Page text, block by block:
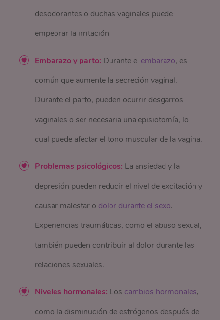
desodorantes o duchas vaginales puede
empeorar la irritación.
Embarazo y parto: Durante el embarazo, es
común que aumente la secreción vaginal.
Durante el parto, pueden ocurrir desgarros
vaginales o ser necesaria una episiotomía, lo
cual puede afectar el tono muscular de la vagina.
Problemas psicológicos: La ansiedad y la
depresión pueden reducir el nivel de excitación y
causar malestar o dolor durante el sexo.
Experiencias traumáticas, como el abuso sexual,
también pueden contribuir al dolor durante las
relaciones sexuales.
Niveles hormonales: Los cambios hormonales,
como la disminución de estrógenos después de